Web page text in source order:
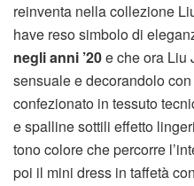
reinventa nella collezione
have reso simbolo di
negli anni ’20e che ora Liu
sensuale e decorandolo
confezionato in tessuto
e spalline sottili effetto
tono colore che percorre
poi il mini dress in taffetà